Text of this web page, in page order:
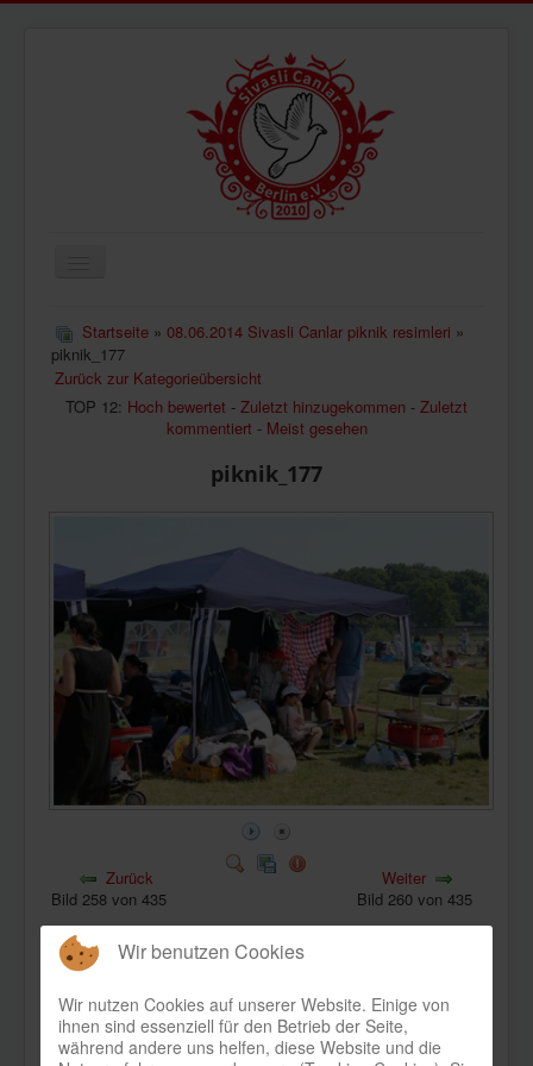
ÜBERUNS
AKTUELLES
BILDER
KONTAKT
Startseite » 08.06.2014 Sivasli Canlar piknik resimleri »
piknik_177
Zurück zur Kategorieübersicht
TOP 12: Hoch bewertet - Zuletzt hinzugekommen - Zuletzt
kommentiert - Meist gesehen
piknik_177
Zurück
Bild 258 von 435
Weiter
Bild 260 von 435
Bild-Informationen
Wir benutzen Cookies
Wir nutzen Cookies auf unserer Website. Einige von
ihnen sind essenziell für den Betrieb der Seite,
während andere uns helfen, diese Website und die